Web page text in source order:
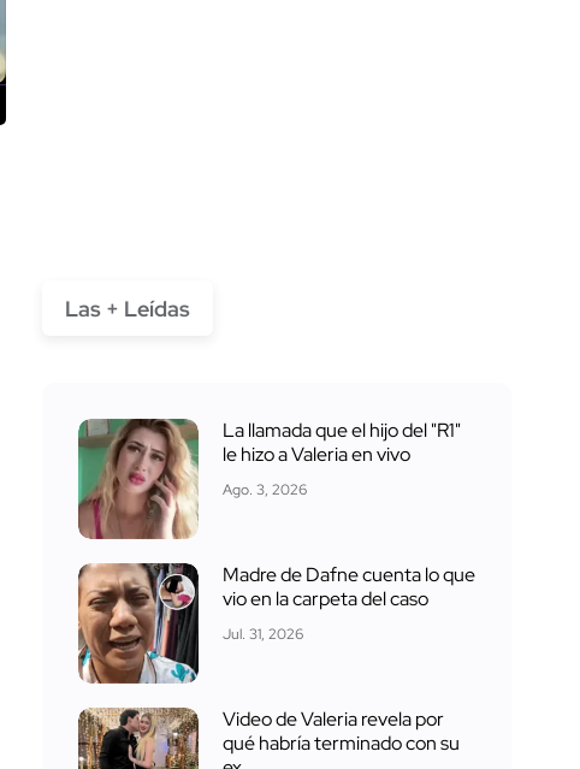
Las + Leídas
La llamada que el hijo del "R1"
le hizo a Valeria en vivo
Ago. 3, 2026
Madre de Dafne cuenta lo que
vio en la carpeta del caso
Jul. 31, 2026
Video de Valeria revela por
qué habría terminado con su